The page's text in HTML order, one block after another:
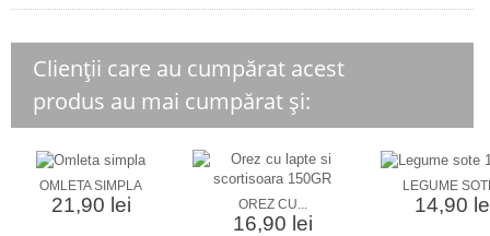
Clienții care au cumpărat acest
produs au mai cumpărat și:
OMLETA SIMPLA
21,90 lei OREZ CU...
16,90 lei
LEGUME
14,90